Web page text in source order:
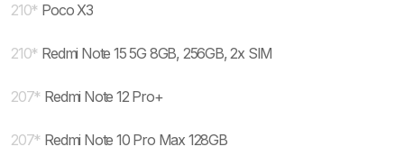
210* Poco X3
210* Redmi Note 15 5G 8GB, 256GB, 2x SIM
207* Redmi Note 12 Pro+
207* Redmi Note 10 Pro Max 128GB